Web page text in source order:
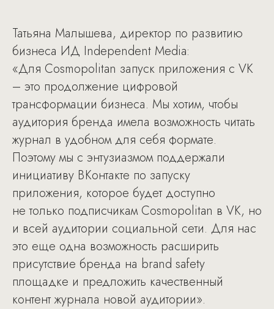
Татьяна Малышева, директор по развитию
бизнеса ИД Independent Media:
«Для Cosmopolitan запуск приложения с VK
– это продолжение цифровой
трансформации бизнеса. Мы хотим, чтобы
аудитория бренда имела возможность читать
журнал в удобном для себя формате.
Поэтому мы с энтузиазмом поддержали
инициативу ВКонтакте по запуску
приложения, которое будет доступно
не только подписчикам Cosmopolitan в VK, но
и всей аудитории социальной сети. Для нас
это еще одна возможность расширить
присутствие бренда на brand safety
площадке и предложить качественный
контент журнала новой аудитории».